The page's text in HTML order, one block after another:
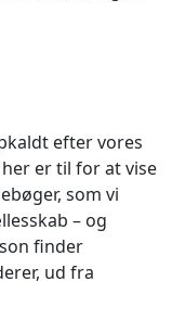
efter vores
er til for at vise
som vi
– og
finder
ud fra